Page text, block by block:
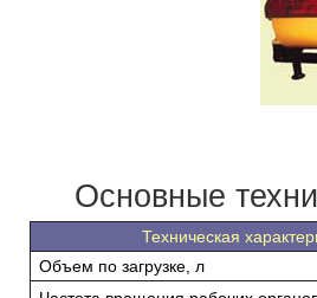
Основные
Техническая
Объем по загрузке, л